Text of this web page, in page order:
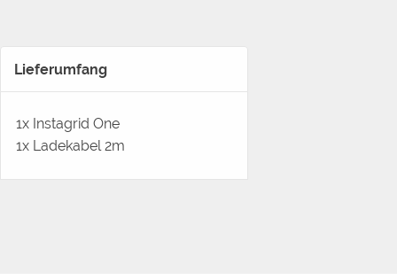
Lieferumfang
1x Instagrid One
1x Ladekabel 2m